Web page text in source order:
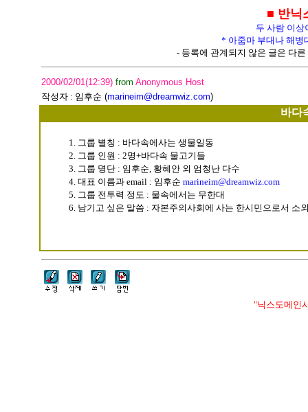
■ 반닉
두 사람 이상
* 아줌마 부대나 해병
- 등록에 관계되지 않은 글은 다
2000/02/01(12:39)from Anonymous Host
작성자 : 임후순 (marineim@dreamwiz.com)
바다
1. 그룹 별칭 : 바다속에사는 생물일동
2. 그룹 인원 : 2명+바다속 물고기들
3. 그룹 명단 : 임후순, 황혜안 외 엄청난 다수
4. 대표 이름과 email : 임후순 marineim@dreamwiz.com
5. 그룹 전투력 정도 : 물속에서는 무한대
6. 남기고 싶은 말씀 : 자본주의사회에 사는 한시민으로서 소
"닉스도메인